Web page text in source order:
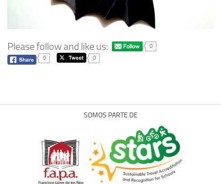
Please follow and like us:
0
0
0
SOMOS PARTE DE